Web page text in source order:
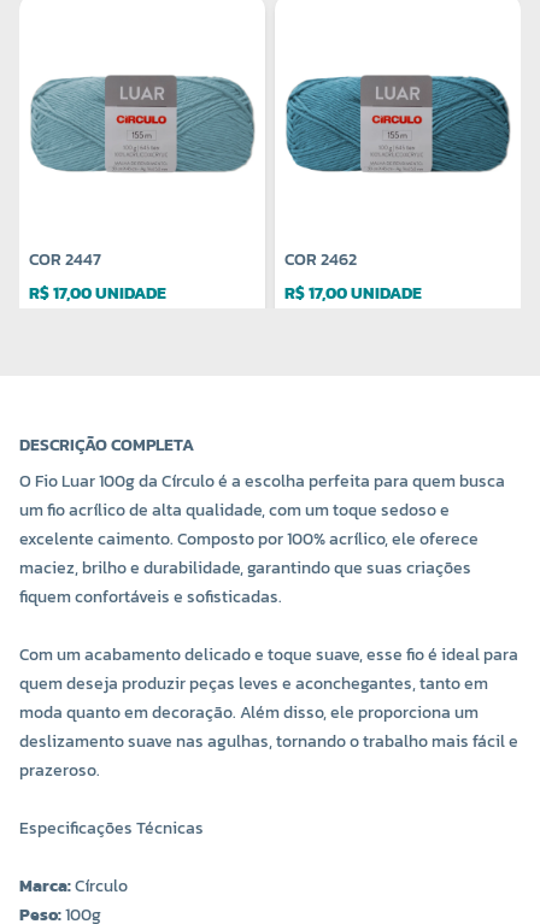
COR 2447
R$ 17,00 UNIDADE
COR 2462
R$ 17,00 UNIDADE
COR 2704
R$ 17,00 UNIDADE
- +
COR 3436
R$ 17,00 UNIDADE
- +
DESCRIÇÃO COMPLETA
O Fio Luar 100g da Círculo é a escolha perfeita para quem busca
um fio acrílico de alta qualidade, com um toque sedoso e
excelente caimento. Composto por 100% acrílico, ele oferece
maciez, brilho e durabilidade, garantindo que suas criações
fiquem confortáveis e sofisticadas.
Com um acabamento delicado e toque suave, esse fio é ideal para
quem deseja produzir peças leves e aconchegantes, tanto em
moda quanto em decoração. Além disso, ele proporciona um
deslizamento suave nas agulhas, tornando o trabalho mais fácil e
prazeroso.
Especificações Técnicas
Marca:Círculo
Peso:100g